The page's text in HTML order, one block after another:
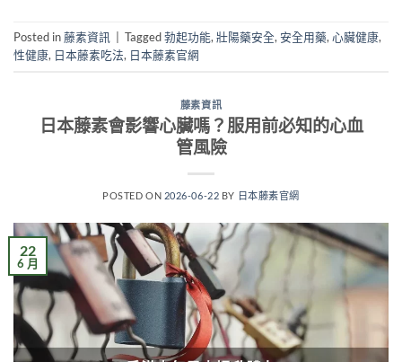
Posted in藤素資訊 Tagged勃起功能,壯陽藥安全,安全用藥,心臟健康,
性健康, 日本藤素吃法, 日本藤素官網
藤素資訊
日本藤素會影響心臟嗎？服用前必知的心血
管風險
POSTED ON 2026-06-22 BY 日本藤素官網
22
6 月